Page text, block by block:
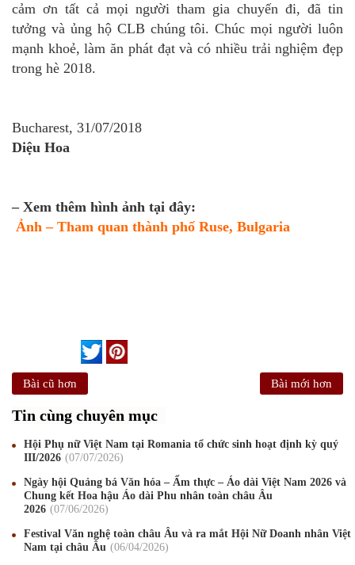
cảm ơn tất cả mọi người tham gia chuyến đi, đã tin
tưởng và ủng hộ CLB chúng tôi. Chúc mọi người luôn
mạnh khoẻ, làm ăn phát đạt và có nhiều trải nghiệm đẹp
trong hè 2018.
Bucharest, 31/07/2018
Diệu Hoa
– Xem thêm hình ảnh tại đây:
Ảnh – Tham quan thành phố Ruse, Bulgaria
Bài cũ hơn Bài mới hơn
Tin cùng chuyên mục
Hội Phụ nữ Việt Nam tại Romania tổ chức sinh hoạt định kỳ quý
III/2026
07/07/2026
Ngày hội Quảng bá Văn hóa – Ẩm thực – Áo dài Việt Nam 2026 và
Chung kết Hoa hậu Áo dài Phu nhân toàn châu Âu
2026
07/06/2026
Festival Văn nghệ toàn châu Âu và ra mắt Hội Nữ Doanh nhân Việt
Nam tại châu Âu
06/04/2026